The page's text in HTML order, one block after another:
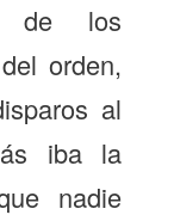
de los
orden,
al
iba la
nadie